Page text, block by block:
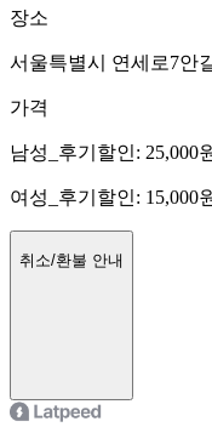
장소
서울특별시 연세로7안
가격
남성_후기할인: 25,000
여성_후기할인: 15,000
취소/환불 안내